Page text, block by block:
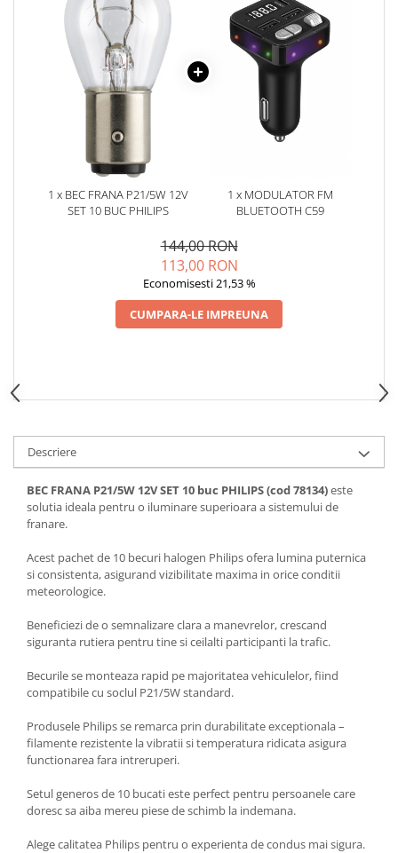
Pompa Spalator Parbriz
Accesorii Camioane
Lampi si Proiectoare Camion
Marcaje si Echipamente de
Accesorii Cabina Camion
Echipamente Electrice si
Pneumatice
Echipamente ADR si Utilitare
Aditivi Combustibil
Aditivi Ulei Motor
Antigel
Produse Intretinere si Detailing
Lubrifianti si Spray-uri de Curatare
Curatare si Detailing Interior
Vopsitorie, Chituri si Adezivi
Articole Auto Sezoniere
Produse de Iarna
Cabluri Pornire
Produse de Vara
Blog
1 x BEC FRANA P21/5W 12V
SET 10 BUC PHILIPS
1 x MODULATOR FM
BLUETOOTH C59
144,00 RON
113,00 RON
Economisesti 21,53 %
CUMPARA-LE IMPREUNA
Descriere
BEC FRANA P21/5W 12V SET 10 buc PHILIPS (cod 78134)este
solutia ideala pentru o iluminare superioara a sistemului de
franare.
Acest pachet de 10 becuri halogen Philips ofera lumina puternica
si consistenta, asigurand vizibilitate maxima in orice conditii
meteorologice.
Beneficiezi de o semnalizare clara a manevrelor, crescand
siguranta rutiera pentru tine si ceilalti participanti la trafic.
Becurile se monteaza rapid pe majoritatea vehiculelor, fiind
compatibile cu soclul P21/5W standard.
Produsele Philips se remarca prin durabilitate exceptionala –
filamente rezistente la vibratii si temperatura ridicata asigura
functionarea fara intreruperi.
Setul generos de 10 bucati este perfect pentru persoanele care
doresc sa aiba mereu piese de schimb la indemana.
Alege calitatea Philips pentru o experienta de condus mai sigura.